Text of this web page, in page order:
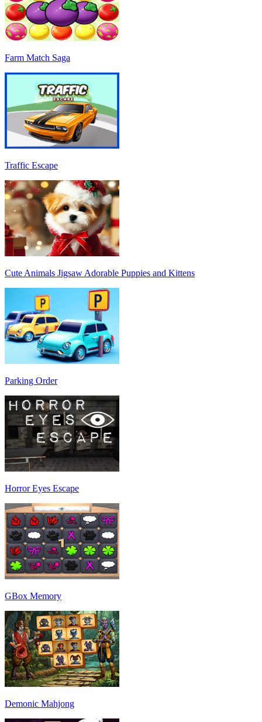
Farm Match Saga
Traffic Escape
Cute Animals Jigsaw Adorable Puppies and Kittens
Parking Order
Horror Eyes Escape
GBox Memory
Demonic Mahjong